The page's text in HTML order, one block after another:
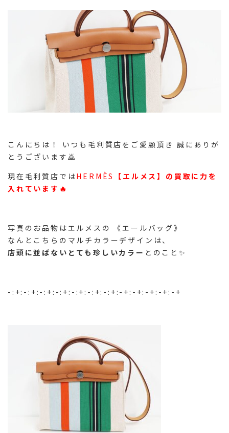
こんにちは！ いつも毛利質店をご愛顧頂き 誠にありが
とうございます🙇
現在毛利質店ではHERMÈS 【エルメス】 の買取に力を
入れています🔥
写真のお品物はエルメスの 《エールバッグ》
なんとこちらのマルチカラーデザインは、
店頭に並ばないとても珍しいカラー とのこと✨
-:+:-:+:-:+:-:+:-:+:-:+:-:+:-+:-+:-+:-+:-+